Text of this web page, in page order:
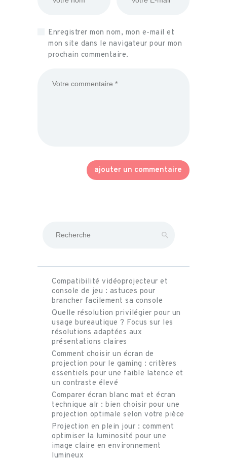
Enregistrer mon nom, mon e-mail et
mon site dans le navigateur pour mon
prochain commentaire.
Compatibilité vidéoprojecteur et
console de jeu : astuces pour
brancher facilement sa console
Quelle résolution privilégier pour un
usage bureautique ? Focus sur les
résolutions adaptées aux
présentations claires
Comment choisir un écran de
projection pour le gaming : critères
essentiels pour une faible latence et
un contraste élevé
Comparer écran blanc mat et écran
technique alr : bien choisir pour une
projection optimale selon votre pièce
Projection en plein jour : comment
optimiser la luminosité pour une
image claire en environnement
lumineux